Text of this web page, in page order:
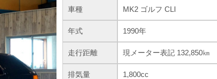
車種 MK2 ゴルフ CLI
年式 1990年
走行距離 現メーター表記 132,850㎞
排気量 1,800cc